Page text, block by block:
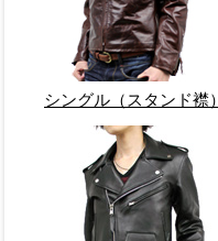
シングル（スタンド襟）